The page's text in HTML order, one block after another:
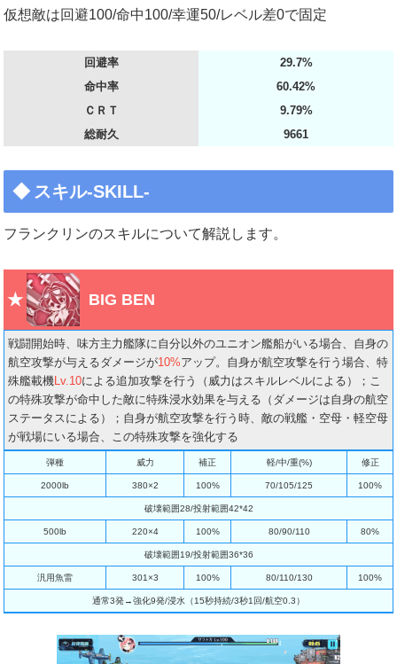
仮想敵は回避100/命中100/幸運50/レベル差0で固定
回避率
29.7%
命中率
60.42%
ＣＲＴ
9.79%
総耐久
9661
スキル-SKILL-
フランクリンのスキルについて解説します。
BIG BEN
戦闘開始時、味方主力艦隊に自分以外のユニオン艦船がいる場合、自身の
航空攻撃が与えるダメージが10%アップ。自身が航空攻撃を行う場合、特
殊艦載機Lv.10による追加攻撃を行う（威力はスキルレベルによる）；こ
の特殊攻撃が命中した敵に特殊浸水効果を与える（ダメージは自身の航空
ステータスによる）；自身が航空攻撃を行う時、敵の戦艦・空母・軽空母
が戦場にいる場合、この特殊攻撃を強化する
弾種 威力 補正 軽/中/重(%) 修正
2000lb 380×2 100% 70/105/125 100%
破壊範囲28/投射範囲42*42
500lb 220×4 100% 80/90/110 80%
破壊範囲19/投射範囲36*36
汎用魚雷 301×3 100% 80/110/130 100%
通常3発→強化9発/浸水（15秒持続/3秒1回/航空0.3）